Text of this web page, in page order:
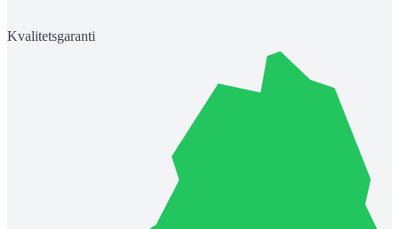
Kvalitetsgaranti